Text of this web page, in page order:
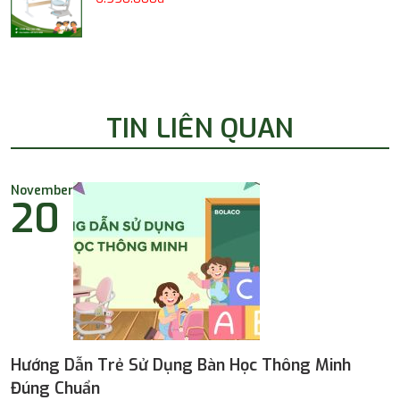
TIN LIÊN QUAN
November
20
Hướng Dẫn Trẻ Sử Dụng Bàn Học Thông Minh
Đúng Chuẩn